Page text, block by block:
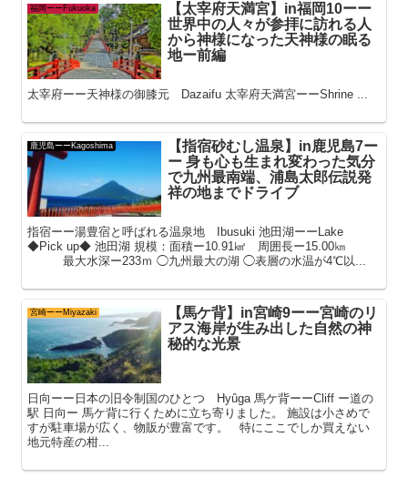
福岡ーーFukuoka
【太宰府天満宮】in福岡10ーー
世界中の人々が参拝に訪れる人
から神様になった天神様の眠る
地ー前編
太宰府ーー天神様の御膝元 Dazaifu 太宰府天満宮ーーShrine ...
鹿児島ーーKagoshima
【指宿砂むし温泉】in鹿児島7ー
ー 身も心も生まれ変わった気分
で九州最南端、浦島太郎伝説発
祥の地までドライブ
指宿ーー湯豊宿と呼ばれる温泉地 Ibusuki 池田湖ーーLake
◆Pick up◆ 池田湖 規模：面積ー10.91㎢ 周囲長ー15.00㎞
最大水深ー233ｍ ◯九州最大の湖 ◯表層の水温が4℃以...
宮崎ーーMiyazaki
【馬ケ背】in宮崎9ーー宮崎のリ
アス海岸が生み出した自然の神
秘的な光景
日向ーー日本の旧令制国のひとつ Hyûga 馬ケ背ーーCliff ー道の
駅 日向ー 馬ケ背に行くために立ち寄りました。 施設は小さめで
すが駐車場が広く、物販が豊富です。 特にここでしか買えない
地元特産の柑...